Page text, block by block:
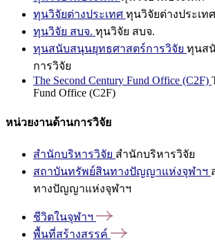
ทุนวิจัยต่างประเทศ ทุนวิจัยต่างประเทศ
ทุนวิจัย สบจ. ทุนวิจัย สบจ.
ทุนสนับสนุนยุทธศาสตร์การวิจัย ทุนส
การวิจัย
The Second Century Fund Office (C2F)
Fund Office (C2F)
หน่วยงานด้านการวิจัย
สำนักบริหารวิจัย สำนักบริหารวิจัย
สถาบันทรัพย์สินทางปัญญาแห่งจุฬาฯ
ทางปัญญาแห่งจุฬาฯ
ชีวิตในจุฬาฯ
พื้นที่สร้างสรรค์